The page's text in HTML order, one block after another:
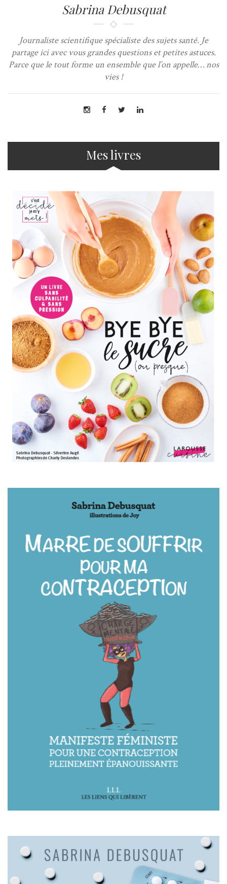
Sabrina Debusquat
Journaliste scientifique spécialiste des sujets santé. Je
partage ici avec vous grandes questions et petites astuces.
Parce que le tout forme un ensemble que l’on appelle… nos
vies !
Mes livres